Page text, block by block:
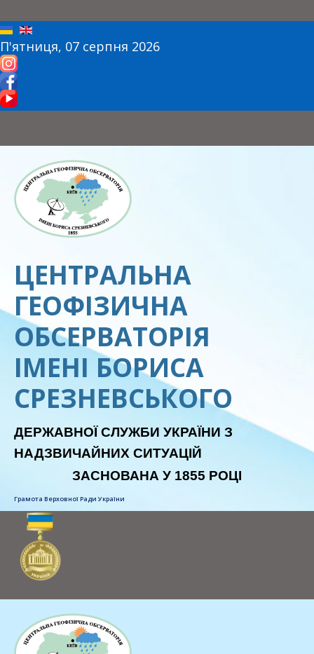
П'ятниця, 07 серпня 2026
ЦЕНТРАЛЬНА
ГЕОФІЗИЧНА
ОБСЕРВАТОРІЯ
ІМЕНІ БОРИСА
СРЕЗНЕВСЬКОГО
ДЕРЖАВНОЇ СЛУЖБИ УКРАЇНИ З
НАДЗВИЧАЙНИХ СИТУАЦІЙ
ЗАСНОВАНА У 1855 РОЦІ
Грамота Верховної Ради України